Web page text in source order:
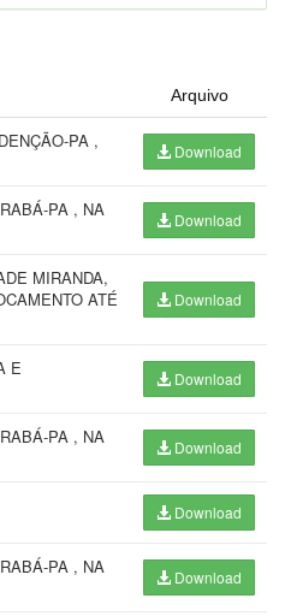
Arquivo
PA ,
Download
PA , NA
Download
MIRANDA,
ATÉ
Download
E
Download
PA , NA
Download
Download
PA , NA
Download